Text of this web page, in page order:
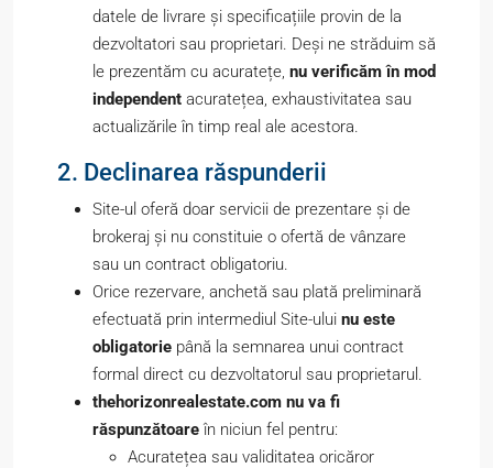
datele de livrare și specificațiile provin de la
dezvoltatori sau proprietari. Deși ne străduim să
le prezentăm cu acuratețe, nu verificăm în mod
independent acuratețea, exhaustivitatea sau
actualizările în timp real ale acestora.
2. Declinarea răspunderii
Site-ul oferă doar servicii de prezentare și de
brokeraj și nu constituie o ofertă de vânzare
sau un contract obligatoriu.
Orice rezervare, anchetă sau plată preliminară
efectuată prin intermediul Site-ului nu este
obligatorie până la semnarea unui contract
formal direct cu dezvoltatorul sau proprietarul.
thehorizonrealestate.com nu va fi
răspunzătoare în niciun fel pentru:
Acuratețea sau validitatea oricăror